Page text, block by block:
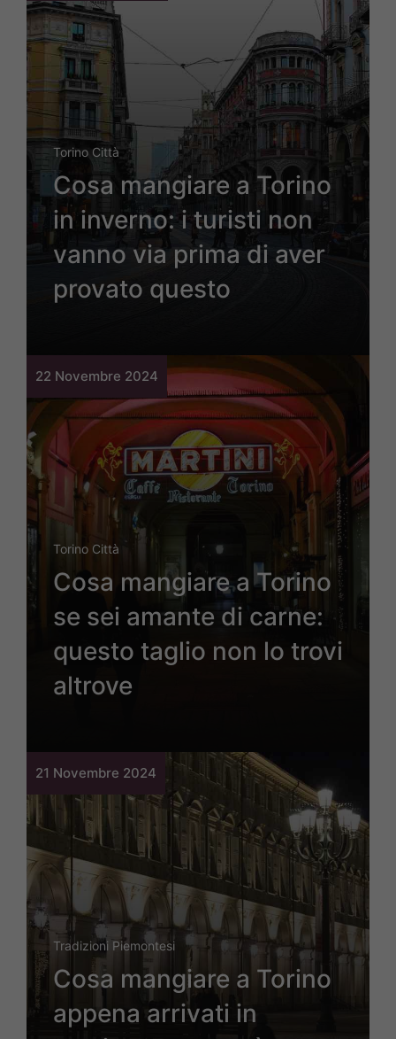
Torino Città
Cosa mangiare a Torino
in inverno: i turisti non
vanno via prima di aver
provato questo
22 Novembre 2024
Torino Città
Cosa mangiare a Torino
se sei amante di carne:
questo taglio non lo trovi
altrove
21 Novembre 2024
Tradizioni Piemontesi
Cosa mangiare a Torino
appena arrivati in